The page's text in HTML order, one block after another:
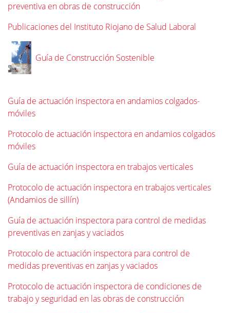
preventiva en obras de construcción
Publicaciones del Instituto Riojano de Salud Laboral
Guía de Construcción Sostenible
Guía de actuación inspectora en andamios colgados-
móviles
Protocolo de actuación inspectora en andamios colgados
móviles
Guía de actuación inspectora en trabajos verticales
Protocolo de actuación inspectora en trabajos verticales
(Andamios de sillín)
Guía de actuación inspectora para control de medidas
preventivas en zanjas y vaciados
Protocolo de actuación inspectora para control de
medidas preventivas en zanjas y vaciados
Protocolo de actuación inspectora de condiciones de
trabajo y seguridad en las obras de construcción